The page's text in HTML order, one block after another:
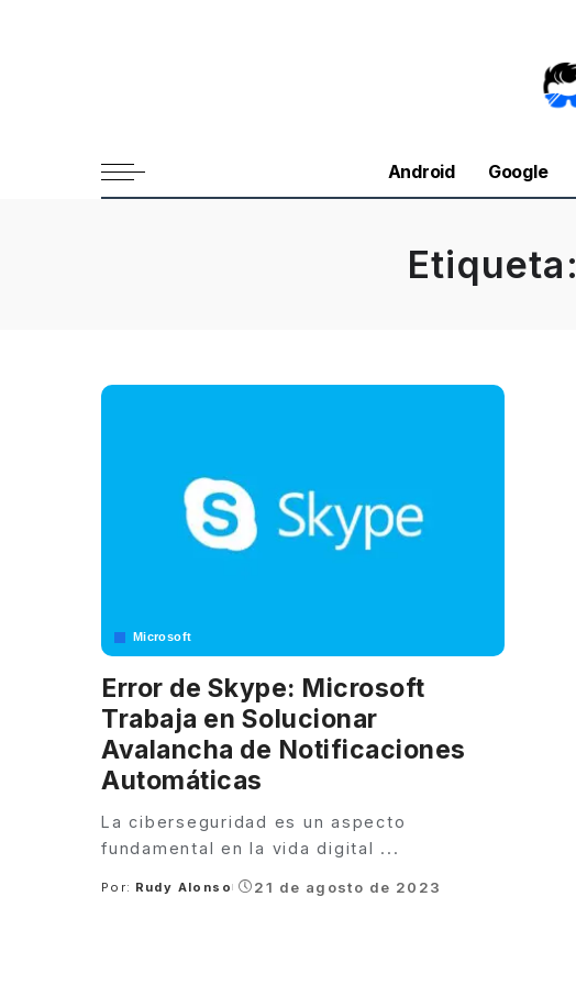
Android Google
Etiqueta:
Microsoft
Error de Skype: Microsoft
Trabaja en Solucionar
Avalancha de Notificaciones
Automáticas
La ciberseguridad es un aspecto
fundamental en la vida digital ...
Posted
Por: Rudy Alonso 21 de agosto de 2023